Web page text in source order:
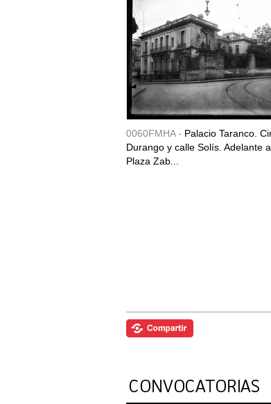
0060FMHA - Palacio Taranco.
Durango y calle Solís. Adelante
Plaza Zab...